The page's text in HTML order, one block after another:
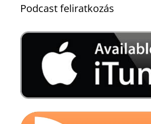
Podcast feliratkozás